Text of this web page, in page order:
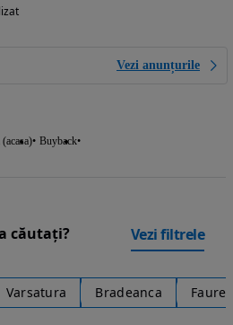
Vezi anunțurile
Buyback
căutați? Vezi filtrele
Varsatura Bradeanca Faurei